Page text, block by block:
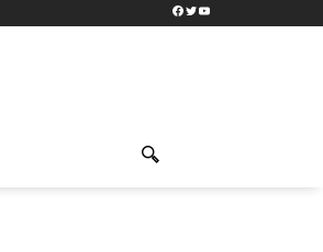
Facebook
TwitterYouTube